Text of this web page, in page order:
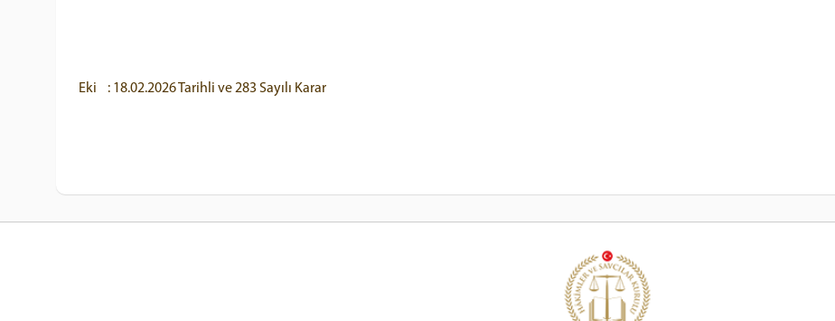
Eki : 18.02.2026 Tarihli ve 283 Sayılı Karar